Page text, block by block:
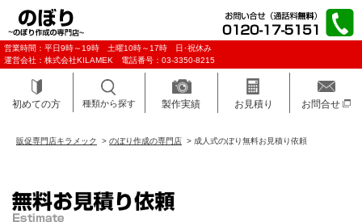
営業時間：平日9時～19時 土曜10時～17時 日･祝休み
運営会社：株式会社KILAMEK 電話番号：03-3350-8215
初めての方 種類から探す 製作実績 お見積り お問合せ
販促専門店キラメック > のぼり作成の専門店 > 成人式のぼり無料お見積り依頼